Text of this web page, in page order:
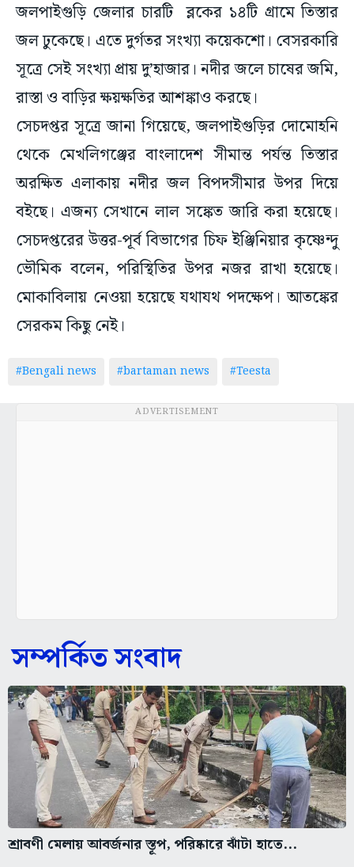
জলপাইগুড়ি জেলার চারটি ব্লকের ১৪টি গ্রামে তিস্তার
জল ঢুকেছে। এতে দুর্গতর সংখ্যা কয়েকশো। বেসরকারি
সূত্রে সেই সংখ্যা প্রায় দু’হাজার। নদীর জলে চাষের জমি,
রাস্তা ও বাড়ির ক্ষয়ক্ষতির আশঙ্কাও করছে।
সেচদপ্তর সূত্রে জানা গিয়েছে, জলপাইগুড়ির দোমোহনি
থেকে মেখলিগঞ্জের বাংলাদেশ সীমান্ত পর্যন্ত তিস্তার
অরক্ষিত এলাকায় নদীর জল বিপদসীমার উপর দিয়ে
বইছে। এজন্য সেখানে লাল সঙ্কেত জারি করা হয়েছে।
সেচদপ্তরের উত্তর-পূর্ব বিভাগের চিফ ইঞ্জিনিয়ার কৃষ্ণেন্দু
ভৌমিক বলেন, পরিস্থিতির উপর নজর রাখা হয়েছে।
মোকাবিলায় নেওয়া হয়েছে যথাযথ পদক্ষেপ। আতঙ্কের
সেরকম কিছু নেই।
#Bengali news #bartaman news #Teesta
ADVERTISEMENT
সম্পর্কিত সংবাদ
শ্রাবণী মেলায় আবর্জনার স্তূপ, পরিষ্কারে ঝাঁটা হাতে...